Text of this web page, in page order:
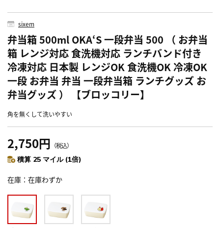
sixem
弁当箱 500ml OKA‘S 一段弁当 500 （ お弁当
箱 レンジ対応 食洗機対応 ランチバンド付き
冷凍対応 日本製 レンジOK 食洗機OK 冷凍OK
一段 お弁当 弁当 一段弁当箱 ランチグッズ お
弁当グッズ ） 【ブロッコリー】
角を無くして洗いやすい
2,750円 （税込）
積算 25 マイル (1倍)
在庫 在庫わずか